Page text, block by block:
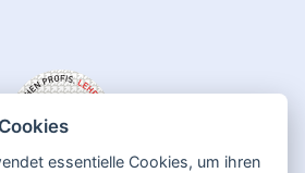
essentielle Cookies, um ihren